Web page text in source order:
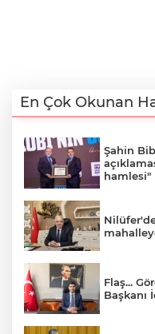
En Çok Okunan
Şahin
hamlesi"
Flaş...
Başkanı